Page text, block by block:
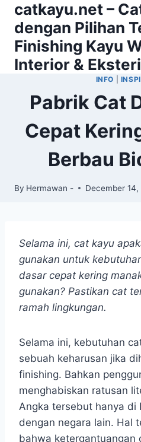
Skip
content
catkayu.net –
dengan Pilihan
Finishing Kayu
Interior &
INFO
Pabrik Cat
Cepat
Berbau
By Hermawan - December 14,
Selama ini, cat kayu
gunakan untuk
dasar cepat kering
gunakan? Pastikan cat
ramah lingkungan.
Selama ini, kebutuhan
sebuah keharusan jika
finishing. Bahkan
menghabiskan ratusan
Angka tersebut hanya di
dengan negara lain. Hal
bahwa ketergantuangan